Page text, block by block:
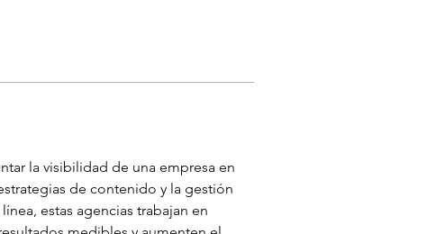
la visibilidad de una empresa en
de contenido y la gestión
estas agencias trabajan en